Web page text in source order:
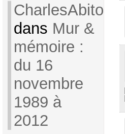
CharlesAbito
dans Mur &
mémoire :
du 16
novembre
1989 à
2012